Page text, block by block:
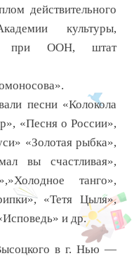
действительного
культуры,
при ООН, штат
песни «Колокола
«Песня о России»,
«Золотая рыбка»,
вы счастливая»,
танго»,
«Тетя Цыля»,
и др.
в г. Нью —